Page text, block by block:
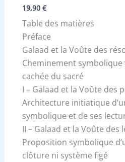
19,90 €
Table des matières
Préface
Galaad et la Voûte des
Cheminement
cachée du sacré
I – Galaad et la Voûte des
Architecture initiatique
symbolique et de ses
II – Galaad et la Voûte des
Proposition symbolique
clôture ni système figé